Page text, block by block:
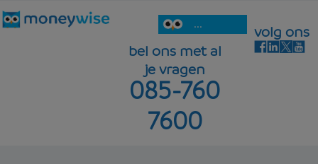
...
bel ons met al
je vragen
085-760
7600
volg ons